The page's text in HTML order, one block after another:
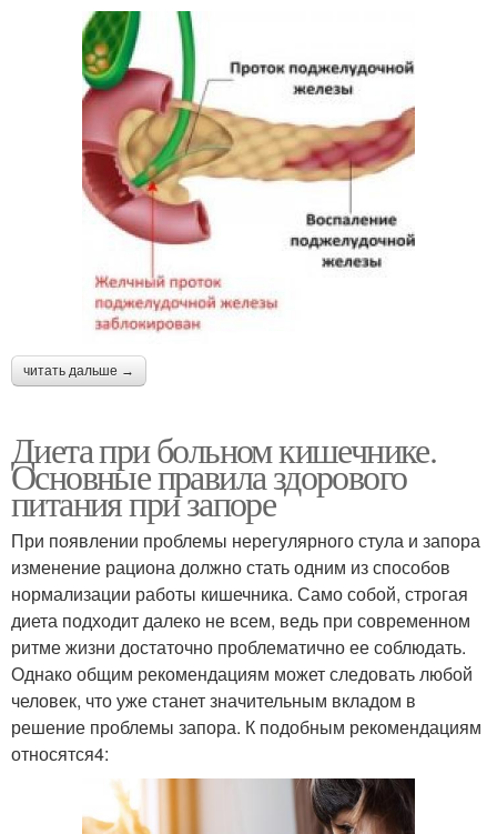
читать дальше →
Диета при больном кишечнике.
Основные правила здорового
питания при запоре
При появлении проблемы нерегулярного стула и запора
изменение рациона должно стать одним из способов
нормализации работы кишечника. Само собой, строгая
диета подходит далеко не всем, ведь при современном
ритме жизни достаточно проблематично ее соблюдать.
Однако общим рекомендациям может следовать любой
человек, что уже станет значительным вкладом в
решение проблемы запора. К подобным рекомендациям
относятся4: